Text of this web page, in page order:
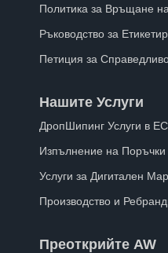
Политика за Връщане
Ръководство за
Петиция за
Нашите Услуги
ДропШипинг Услуги в ЕС
Изпълнение на Поръчки
Услуги за Дигитален
Производство и
Преоткрийте AW